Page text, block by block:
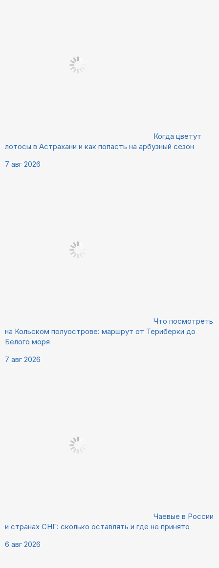
Когда цветут
лотосы в Астрахани и как попасть на арбузный сезон
7 авг 2026
Что посмотреть
на Кольском полуострове: маршрут от Териберки до
Белого моря
7 авг 2026
Чаевые в России
и странах СНГ: сколько оставлять и где не принято
6 авг 2026